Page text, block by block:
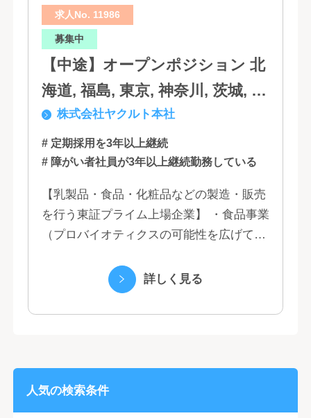
求人No. 11986
募集中
【中途】オープンポジション 北
海道, 福島, 東京, 神奈川, 茨城, 静
岡, 大阪, 兵庫, 福岡, 佐賀
株式会社ヤクルト本社
# 定期採用を3年以上継続
# 障がい者社員が3年以上継続勤務している
【乳製品・食品・化粧品などの製造・販売
を行う東証プライム上場企業】 ・食品事業
（プロバイオティクスの可能性を広げてい
る優れた機能性飲料） ・国際事業（40の
詳しく見る
人気の検索条件